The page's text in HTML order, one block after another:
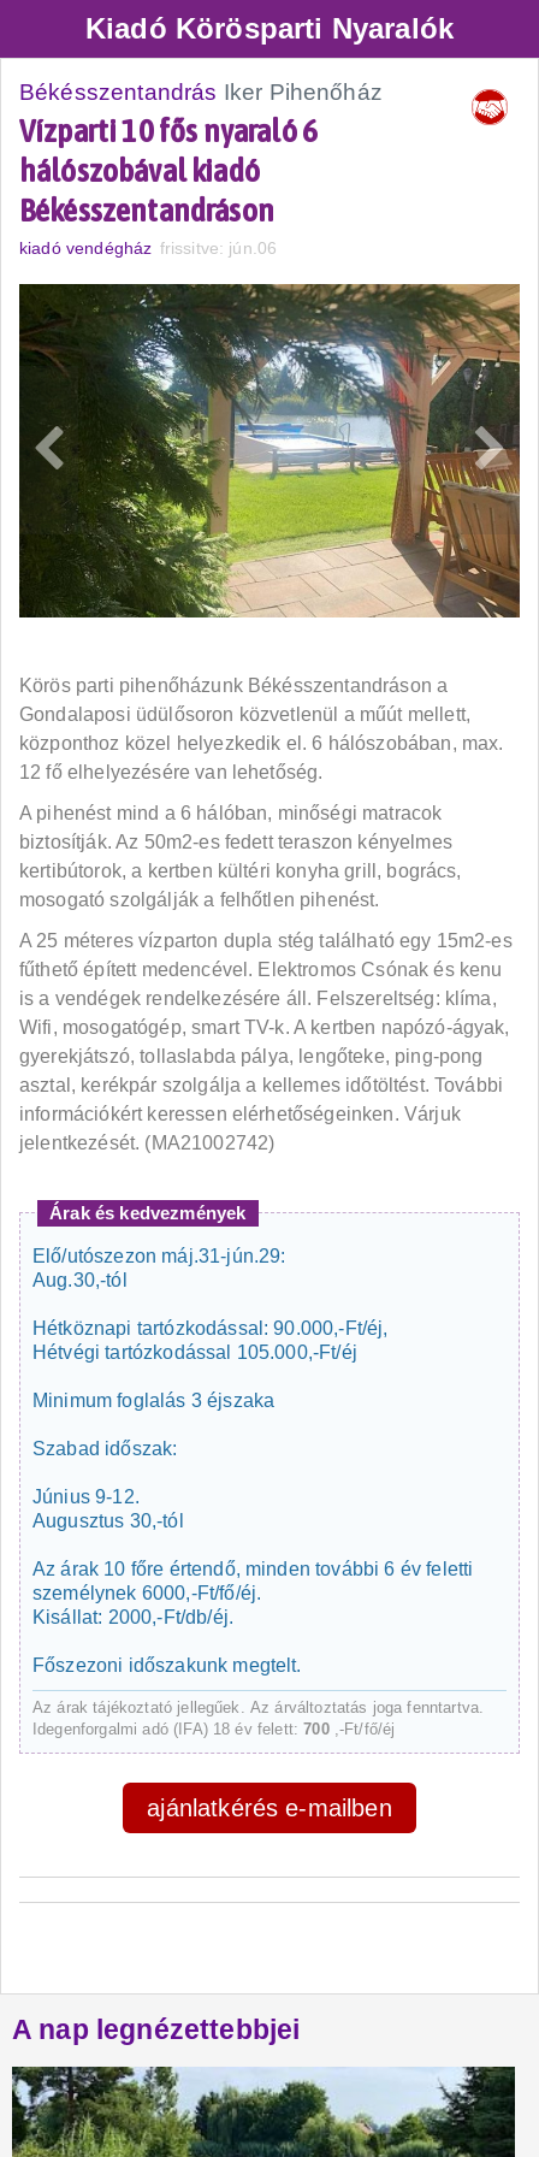
Kiadó Körösparti Nyaralók
Békésszentandrás Iker Pihenőház
Vízparti 10 fős nyaraló 6
hálószobával kiadó
Békésszentandráson
kiadó vendégház frissitve: jún.06
Körös parti pihenőházunk Békésszentandráson a
Gondalaposi üdülősoron közvetlenül a műút mellett,
központhoz közel helyezkedik el. 6 hálószobában, max.
12 fő elhelyezésére van lehetőség.
A pihenést mind a 6 hálóban, minőségi matracok
biztosítják. Az 50m2-es fedett teraszon kényelmes
kertibútorok, a kertben kültéri konyha grill, bogrács,
mosogató szolgálják a felhőtlen pihenést.
A 25 méteres vízparton dupla stég található egy 15m2-es
fűthető épített medencével. Elektromos Csónak és kenu
is a vendégek rendelkezésére áll. Felszereltség: klíma,
Wifi, mosogatógép, smart TV-k. A kertben napózó-ágyak,
gyerekjátszó, tollaslabda pálya, lengőteke, ping-pong
asztal, kerékpár szolgálja a kellemes időtöltést. További
információkért keressen elérhetőségeinken. Várjuk
jelentkezését. (MA21002742)
Árak és kedvezmények
Elő/utószezon máj.31-jún.29:
Aug.30,-tól
Hétköznapi tartózkodással: 90.000,-Ft/éj,
Hétvégi tartózkodással 105.000,-Ft/éj
Minimum foglalás 3 éjszaka
Szabad időszak:
Június 9-12.
Augusztus 30,-tól
Az árak 10 főre értendő, minden további 6 év feletti
személynek 6000,-Ft/fő/éj.
Kisállat: 2000,-Ft/db/éj.
Főszezoni időszakunk megtelt.
Az árak tájékoztató jellegűek. Az árváltoztatás joga fenntartva.
Idegenforgalmi adó (IFA) 18 év felett:700 ,-Ft/fő/éj
ajánlatkérés e-mailben
A nap legnézettebbjei